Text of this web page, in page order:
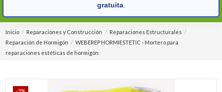
gratuita.
Inicio Reparaciones y Construcción
Reparaciones Estructurales
Reparación de Hormigón
WEBEREP HORMIESTETIC - Mortero para
reparaciones estéticas de hormigón